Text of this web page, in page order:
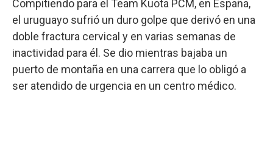
Compitiendo para el Team Kuota PCM, en España,
el uruguayo sufrió un duro golpe que derivó en una
doble fractura cervical y en varias semanas de
inactividad para él. Se dio mientras bajaba un
puerto de montaña en una carrera que lo obligó a
ser atendido de urgencia en un centro médico.